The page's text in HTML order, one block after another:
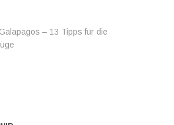
– 13 Tipps für die